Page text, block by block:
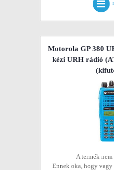
Motorola GP 380
kézi URH rádió
A termék
Ennek oka, hogy vagy